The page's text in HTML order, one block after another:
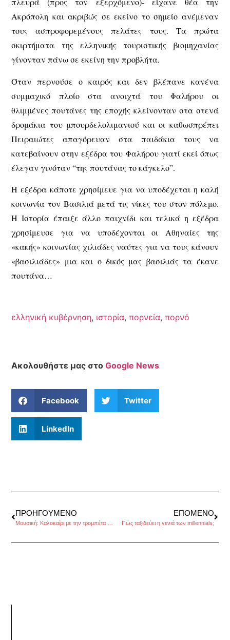
Ακρόπολη και ακριβώς σε εκείνο το σημείο ανέμεναν
τους ασπροφορεμένους πελάτες τους. Τα πρώτα
σκιρτήματα της ελληνικής τουριστικής βιομηχανίας
γίνονταν πάνω σε εκείνη την προβλήτα.
Όταν περνούσε ο καιρός και δεν βλέπανε κανένα
συμμαχικό πλοίο στα ανοιχτά του Φαλήρου οι
θλιμμένες πουτάνες της εποχής κλείνονταν στα στενά
δρομάκια του μπουρδελολιμανιού και οι καθωσπρέπει
Πειραιώτες απαγόρευαν στα παιδάκια τους να
κατεβαίνουν στην εξέδρα του Φαλήρου γιατί εκεί όπως
έλεγαν γινόταν “της πουτάνας το κάγκελο”.
Η εξέδρα κάποτε χρησίμευε για να υποδέχεται η καλή
κοινωνία τον Βασιλιά μετά τις νίκες του στον πόλεμο.
Η Ιστορία έπαιξε άλλο παιχνίδι και τελικά η εξέδρα
χρησίμευσε για να υποδέχονται οι Αθηναίες της
«κακής» κοινωνίας χιλιάδες ναύτες για να τους κάνουν
«βασιλιάδες» μια και ο δικός μας βασιλιάς τα έκανε
πουτάνα…
ελληνική κυβέρνηση, ιστορία,πορνεία,πορνό
Ακολουθήστε μας στοGoogle News
Facebook Twitter
LinkedIn
ΠΡΟΗΓΟΎΜΕΝΟ ΕΠΌΜΕΝΟ
Πώς ταξιδεύει η γενιά των millennials;